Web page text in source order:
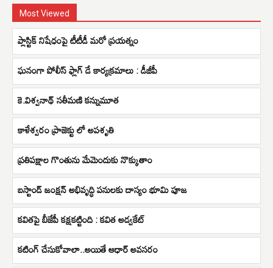
Most Viewed
ప్లాస్టిక్ నిషేధంపై టీటీడీ మరో ప్రయత్నం
ఘనంగా పోలీస్ ఫ్లాగ్ డే కార్యక్రమాలు : డీజీపీ
కె.విశ్వనాథ్ సతీమణి కన్నుమూత
కాళేశ్వరం ప్రాజెక్టు లో అపశృతి
ప్రతిపక్షాల గొంతును మేమెందుకు నొక్కుతాం
బస్టాండ్ జంక్షన్ అభివృద్ధి పనులకు దాస్యం భూమి పూజ
కవితపై బీజేపీ కక్షకట్టింది : కవిత అడ్వకేట్
కటింగ్ చేసుకోవాలా..అయితే ఆధార్ అవసరం